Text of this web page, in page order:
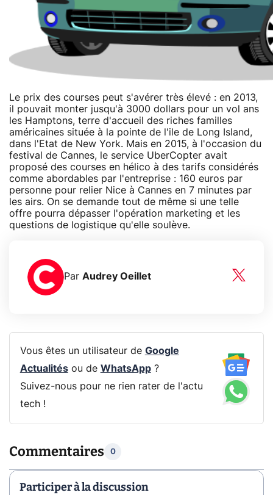
Le prix des courses peut s'avérer très élevé : en 2013,
il pouvait monter jusqu'à 3000 dollars pour un vol ans
les Hamptons, terre d'accueil des riches familles
américaines située à la pointe de l'ile de Long Island,
dans l'Etat de New York. Mais en 2015, à l'occasion du
festival de Cannes, le service UberCopter avait
proposé des courses en hélico à des tarifs considérés
comme abordables par l'entreprise : 160 euros par
personne pour relier Nice à Cannes en 7 minutes par
les airs. On se demande tout de même si une telle
offre pourra dépasser l'opération marketing et les
questions de logistique qu'elle soulève.
Par Audrey Oeillet
Vous êtes un utilisateur de Google
Actualitésou de WhatsApp?
Suivez-nous pour ne rien rater de l'actu
tech !
Commentaires 0
Participer à la discussion